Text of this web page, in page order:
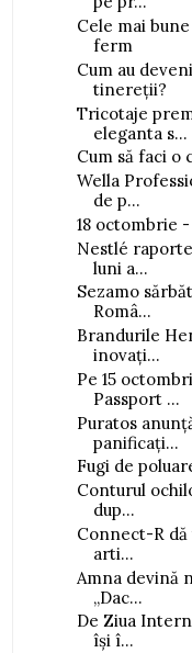
Cele mai
ferm
Cum au
tinereții?
Tricotaje
eleganta s...
Cum să faci o
Wella
de p...
18 octombrie
Nestlé
luni a...
Sezamo
Româ...
Brandurile
inovați...
Pe 15
Passport ...
Puratos
panificați...
Fugi de
Conturul
dup...
Connect-R dă
arti...
Amna devină
„Dac...
De Ziua
își î...